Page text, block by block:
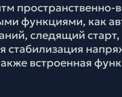
пространственно-
функциями, как
следящий старт,
стабилизация
встроенная